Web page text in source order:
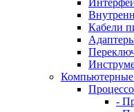
Кабели
-